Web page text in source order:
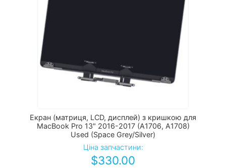
Екран (матриця, LCD, дисплей) з кришкою для
MacBook Pro 13" 2016-2017 (А1706, A1708)
Used (Space Grey/Silver)
Ціна запчастини:
$330.00